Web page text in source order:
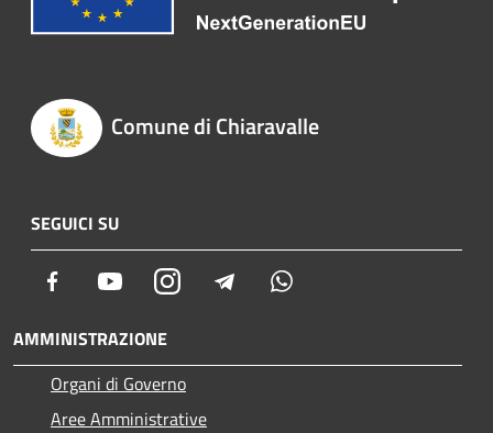
Comune di Chiaravalle
SEGUICI SU
Facebook YoutubeInstagram Telegram
AMMINISTRAZIONE
Organi di Governo
Aree Amministrative